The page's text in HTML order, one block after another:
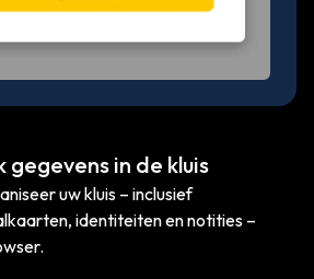
gegevens in de kluis
uw kluis – inclusief
identiteiten en notities –